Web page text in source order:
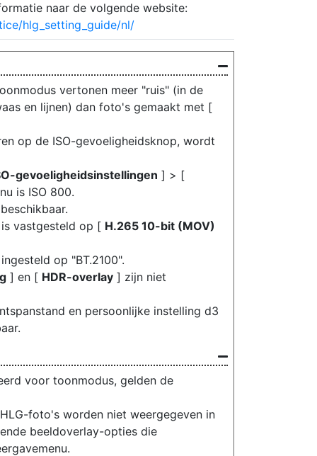
naar de volgende website:
hlg_setting_guide/nl/
vertonen meer "ruis" (in de
en lijnen) dan foto's gemaakt met [
op de ISO-gevoeligheidsknop, wordt
gevoeligheidsinstellingen ] > [
is ISO 800.
vastgesteld op [ H.265 10-bit (MOV)
op "BT.2100".
] en [ HDR-overlay ] zijn niet
en persoonlijke instelling d3
voor toonmodus, gelden de
foto's worden niet weergegeven in
beeldoverlay-opties die